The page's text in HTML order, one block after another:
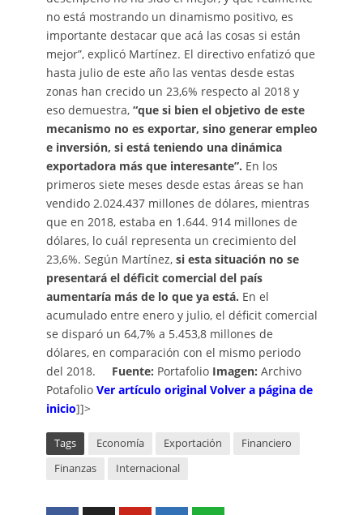
no está mostrando un dinamismo positivo, es
importante destacar que acá las cosas si están
mejor”, explicó Martínez. El directivo enfatizó que
hasta julio de este año las ventas desde estas
zonas han crecido un 23,6% respecto al 2018 y
eso demuestra, “que si bien el objetivo de este
mecanismo no es exportar, sino generar empleo
e inversión, si está teniendo una dinámica
exportadora más que interesante”. En los
primeros siete meses desde estas áreas se han
vendido 2.024.437 millones de dólares, mientras
que en 2018, estaba en 1.644. 914 millones de
dólares, lo cuál representa un crecimiento del
23,6%. Según Martínez, si esta situación no se
presentará el déficit comercial del país
aumentaría más de lo que ya está. En el
acumulado entre enero y julio, el déficit comercial
se disparó un 64,7% a 5.453,8 millones de
dólares, en comparación con el mismo periodo
del 2018. Fuente: Portafolio Imagen: Archivo
Potafolio Ver artículo original Volver a página de
inicio]]>
Tags Economía Exportación
Financiero
Finanzas
Internacional